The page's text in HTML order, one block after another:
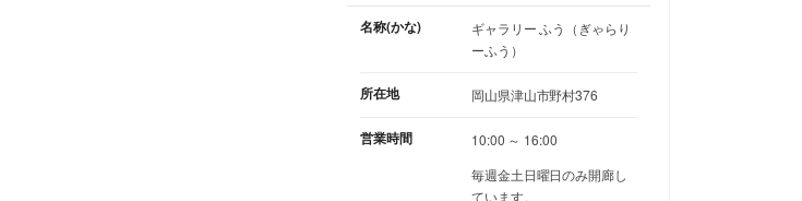
名称(かな)
ギャラリー ふう（ぎゃらり
ーふう）
所在地 岡山県津山市野村376
営業時間
10:00 ～ 16:00
毎週金土日曜日のみ開廊し
ています。